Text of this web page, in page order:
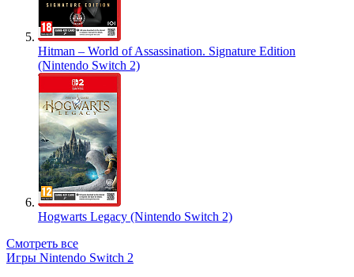
Hitman – World of Assassination. Signature Edition
(Nintendo Switch 2)
Hogwarts Legacy (Nintendo Switch 2)
Смотреть все
Игры Nintendo Switch 2